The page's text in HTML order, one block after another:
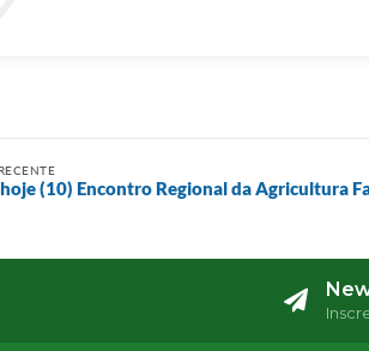
(10) Encontro Regional da Agricultura